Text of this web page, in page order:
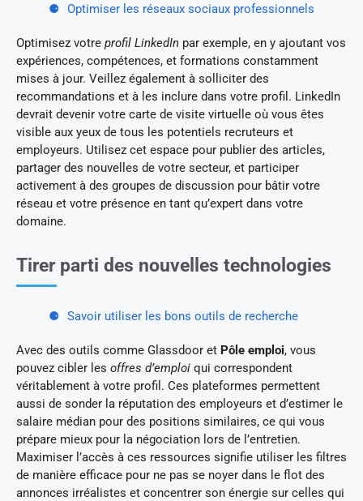
Optimiser les réseaux sociaux professionnels
Optimisez votre profil LinkedIn par exemple, en y ajoutant vos
expériences, compétences, et formations constamment
mises à jour. Veillez également à solliciter des
recommandations et à les inclure dans votre profil. LinkedIn
devrait devenir votre carte de visite virtuelle où vous êtes
visible aux yeux de tous les potentiels recruteurs et
employeurs. Utilisez cet espace pour publier des articles,
partager des nouvelles de votre secteur, et participer
activement à des groupes de discussion pour bâtir votre
réseau et votre présence en tant qu’expert dans votre
domaine.
Tirer parti des nouvelles technologies
Savoir utiliser les bons outils de recherche
Avec des outils comme Glassdoor et Pôle emploi, vous
pouvez cibler les offres d’emploi qui correspondent
véritablement à votre profil. Ces plateformes permettent
aussi de sonder la réputation des employeurs et d’estimer le
salaire médian pour des positions similaires, ce qui vous
prépare mieux pour la négociation lors de l’entretien.
Maximiser l’accès à ces ressources signifie utiliser les filtres
de manière efficace pour ne pas se noyer dans le flot des
annonces irréalistes et concentrer son énergie sur celles qui